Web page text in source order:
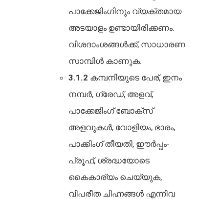
പാക്കേജിംഗിനും വ്യക്തമായ
അടയാളം ഉണ്ടായിരിക്കണം.
വിശദാംശങ്ങൾക്ക്, സാധാരണ
സാമ്പിൾ കാണുക.
3.1.2 കമ്പനിയുടെ പേര്, ഇനം
നമ്പർ, ഗ്രേഡ്, അളവ്,
പാക്കേജിംഗ് ബോക്‌സ്
അളവുകൾ, വോളിയം, ഭാരം,
പാക്കിംഗ് തീയതി, ഈർപ്പം-
പ്രൂഫ്, ശ്രദ്ധയോടെ
കൈകാര്യം ചെയ്യുക,
വിപരീത ചിഹ്നങ്ങൾ എന്നിവ